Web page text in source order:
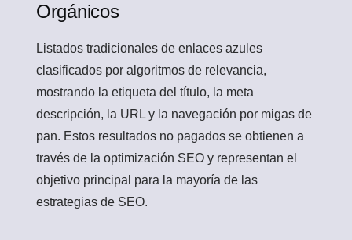
Orgánicos
Listados tradicionales de enlaces azules
clasificados por algoritmos de relevancia,
mostrando la etiqueta del título, la meta
descripción, la URL y la navegación por migas de
pan. Estos resultados no pagados se obtienen a
través de la optimización SEO y representan el
objetivo principal para la mayoría de las
estrategias de SEO.